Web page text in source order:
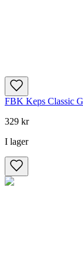
FBK Keps Classic
329 kr
I lager